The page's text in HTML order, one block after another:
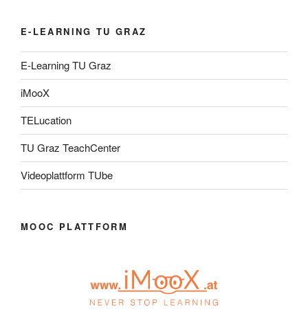
E-LEARNING TU GRAZ
E-Learning TU Graz
iMooX
TELucation
TU Graz TeachCenter
Videoplattform TUbe
MOOC PLATTFORM